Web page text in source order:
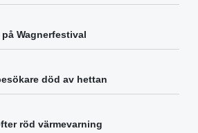
Wagnerfestival
död av hettan
röd värmevarning